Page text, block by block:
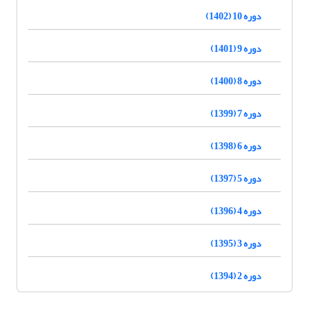
دوره 10 (1402)
دوره 9 (1401)
دوره 8 (1400)
دوره 7 (1399)
دوره 6 (1398)
دوره 5 (1397)
دوره 4 (1396)
دوره 3 (1395)
دوره 2 (1394)